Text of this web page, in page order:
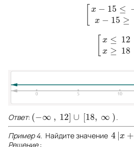
x − 15 ≤
x − 15 ≥
x− ≤−3x−15
x ≤ 12
x ≥ 18
x≤ 12x ≥18
Ответ: (−∞ , 12] ∪ [18, ∞ )
(−∞,12 ]∪ [18 ∞)
.
Пример 4. Найдите значение 4 x +
4| x+ 10|
Решение: